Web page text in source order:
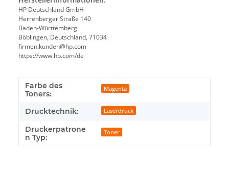
HP Deutschland GmbH
Herrenberger Straße 140
Baden-Württemberg
Böblingen, Deutschland, 71034
firmen.kunden@hp.com
https://www.hp.com/de
Farbe des
Toners:
Magenta
Drucktechnik: Laserdruck
Druckerpatrone
n Typ:
Toner